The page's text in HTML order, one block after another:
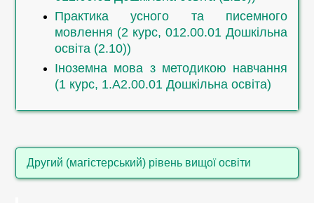
013.00.01 Початкова освіта)
Іноземна мова з методикою навчання
(2 курс, 012.00.01 Дошкільна освіта)
Практика усного та писемного
мовлення (2,3 курс, 013.00.01
Дошкільна освіта)
Іноземна мова (1 курс, 1.В3.00.01
освіта (2.10)
Практика усного та писемного
мовлення (2 курс, 012.00.01 Дошкільна
освіта (2.10))
Іноземна мова з методикою навчання
(1 курс, 1.А2.00.01 Дошкільна освіта)
Другий (магістерський) рівень вищої освіти